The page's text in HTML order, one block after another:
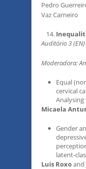
Pedro
Vaz Carneiro
Auditório 3 (EN)
Moderadora:
Equal
cervical
Micaela
Gender
latent-
Luis Roxoand